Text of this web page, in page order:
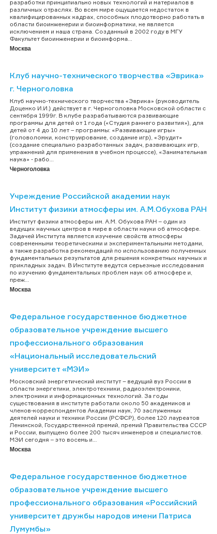
разработки принципиально новых технологий и материалов в
различных отраслях. Во всем мире ощущается недостаток в
квалифицированных кадрах, способных плодотворно работать в
области биоинженерии и биоинформатики, не является
исключением и наша страна. Созданный в 2002 году в МГУ
Факультет биоинженерии и биоинформа...
Москва
Клуб научно-технического творчества «Эврика»
г. Черноголовка
Клуб научно-технического творчества «Эврика» (руководитель
Доценко И.И.) действует в г. Черноголовка Московской области с
сентября 1999г. В клубе разрабатываются развивающие
программы для детей от 1 года («Студия раннего развития»), для
детей от 4 до 10 лет – программы: «Развивающие игры»
(головоломки, конструирование, создание игр), «Эрудит»
(создание специально разработанных задач, развивающих игр,
упражнений для применения в учебном процессе), «Занимательная
наука» - рабо...
Черноголовка
Учреждение Российской академии наук
Институт физики атмосферы им. А.М.Обухова РАН
Институт физики атмосферы им. А.М. Обухова РАН – один из
ведущих научных центров в мире в области науки об атмосфере.
Задачей Института является изучение свойств атмосферы
современными теоретическими и экспериментальными методами,
а также разработка рекомендаций по использованию полученных
фундаментальных результатов для решения конкретных научных и
прикладных задач. В Институте ведутся серьезные исследования
по изучению фундаментальных проблем наук об атмосфере и,
преж...
Москва
Федеральное государственное бюджетное
образовательное учреждение высшего
профессионального образования
«Национальный исследовательский
университет «МЭИ»
Московский энергетический институт – ведущий вуз России в
области энергетики, электротехники, радиоэлектроники,
электроники и информационных технологий. За годы
существования в институте работали около 50 академиков и
членов-корреспондентов Академии наук, 70 заслуженных
деятелей науки и техники России (РСФСР), более 120 лауреатов
Ленинской, Государственной премий, премий Правительства СССР
и России, выпущено более 200 тысяч инженеров и специалистов.
МЭИ сегодня – это восемь и...
Москва
Федеральное государственное бюджетное
образовательное учреждение высшего
профессионального образования «Российский
университет дружбы народов имени Патриса
Лумумбы»